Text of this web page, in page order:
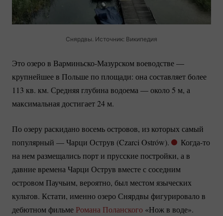
Снярдвы. Источник: Википедия
Это озеро в Варминьско-Мазурскомвоеводстве —
крупнейшее в Польше по площади: она составляет более
113 кв. км. Средняя глубина водоема — около 5 м, а
максимальная достигает 24 м.
По озеру раскидано восемь островов, из которых самый
популярный — Чарци Острув (Czarci Ostrów).
Когда-то
на нем размещались порт и прусские постройки, а в
давние времена Чарци Острув вместе с соседним
островом Паучьим, вероятно, был местом языческих
культов. Кстати, именно озеро Снярдвы фигурировало в
дебютном фильме Романа Поланского «Нож в воде».